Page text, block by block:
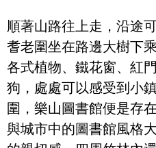
順著山路往上走，沿途
耆老圍坐在路邊大樹下
各式植物、鐵花窗、紅
狗，處處可以感受到小
圍，樂山圖書館便是存
與城市中的圖書館風格